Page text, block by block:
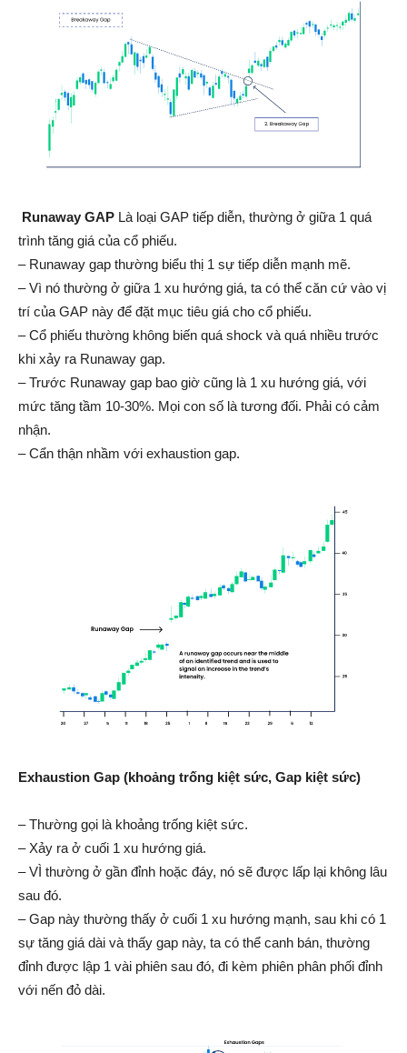
Runaway GAP Là loại GAP tiếp diễn, thường ở giữa 1 quá
trình tăng giá của cổ phiếu.
– Runaway gap thường biểu thị 1 sự tiếp diễn mạnh mẽ.
– Vì nó thường ở giữa 1 xu hướng giá, ta có thể căn cứ vào vị
trí của GAP này để đặt mục tiêu giá cho cổ phiếu.
– Cổ phiếu thường không biến quá shock và quá nhiều trước
khi xảy ra Runaway gap.
– Trước Runaway gap bao giờ cũng là 1 xu hướng giá, với
mức tăng tầm 10-30%. Mọi con số là tương đối. Phải có cảm
nhận.
– Cẩn thận nhầm với exhaustion gap.
Exhaustion Gap (khoảng trống kiệt sức, Gap kiệt sức)
– Thường gọi là khoảng trống kiệt sức.
– Xảy ra ở cuối 1 xu hướng giá.
– VÌ thường ở gần đỉnh hoặc đáy, nó sẽ được lấp lại không lâu
sau đó.
– Gap này thường thấy ở cuối 1 xu hướng mạnh, sau khi có 1
sự tăng giá dài và thấy gap này, ta có thể canh bán, thường
đỉnh được lập 1 vài phiên sau đó, đi kèm phiên phân phối đỉnh
với nến đỏ dài.